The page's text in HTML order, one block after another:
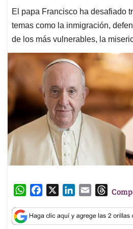
El papa Francisco ha desafiado
temas como la inmigración,
de los más vulnerables, la
W
a
t
c
e
n
k
a
i
T
r
e